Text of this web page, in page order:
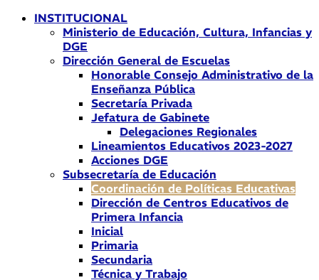
INSTITUCIONAL
Ministerio de Educación, Cultura, Infancias y
DGE
Dirección General de Escuelas
Honorable Consejo Administrativo de la
Enseñanza Pública
Secretaría Privada
Jefatura de Gabinete
Delegaciones Regionales
Lineamientos Educativos 2023-2027
Acciones DGE
Subsecretaría de Educación
Coordinación de Políticas Educativas
Dirección de Centros Educativos de
Primera Infancia
Inicial
Primaria
Secundaria
Técnica y Trabajo